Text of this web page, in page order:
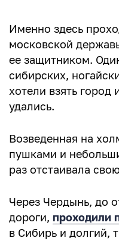
Именно здесь
московской
ее защитником.
сибирских,
хотели взять город
удались.
Возведенная на
пушками и
раз отстаивала
Через Чердынь, до
дороги, проходили
в Сибирь и долгий,